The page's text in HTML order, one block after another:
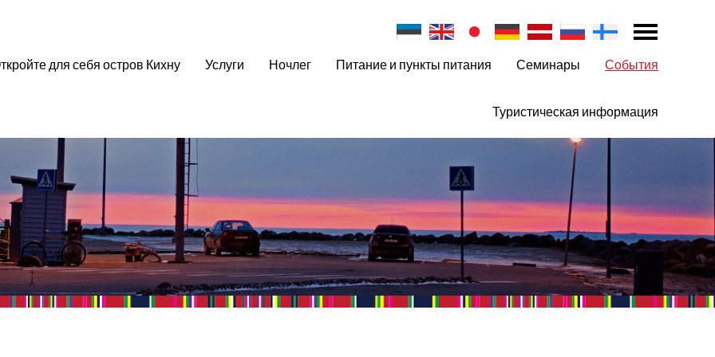
для себя остров Кихну Услуги Ночлег Питание и пункты питания Семинары События
Туристическая информация